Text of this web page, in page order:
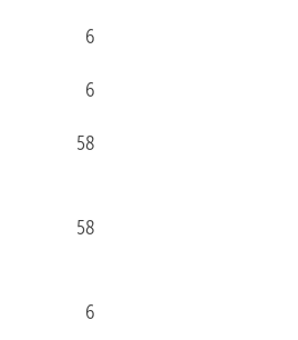
6
6
58
58
6